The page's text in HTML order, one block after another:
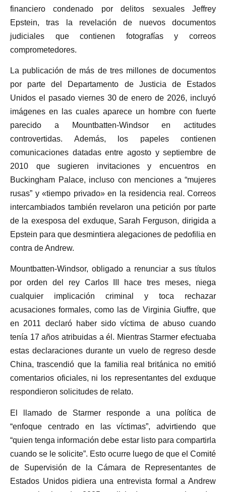
financiero condenado por delitos sexuales Jeffrey
Epstein, tras la revelación de nuevos documentos
judiciales que contienen fotografías y correos
comprometedores.
La publicación de más de tres millones de documentos
por parte del Departamento de Justicia de Estados
Unidos el pasado viernes 30 de enero de 2026, incluyó
imágenes en las cuales aparece un hombre con fuerte
parecido a Mountbatten-Windsor en actitudes
controvertidas. Además, los papeles contienen
comunicaciones datadas entre agosto y septiembre de
2010 que sugieren invitaciones y encuentros en
Buckingham Palace, incluso con menciones a “mujeres
rusas” y «tiempo privado» en la residencia real. Correos
intercambiados también revelaron una petición por parte
de la exesposa del exduque, Sarah Ferguson, dirigida a
Epstein para que desmintiera alegaciones de pedofilia en
contra de Andrew.
Mountbatten-Windsor, obligado a renunciar a sus títulos
por orden del rey Carlos III hace tres meses, niega
cualquier implicación criminal y toca rechazar
acusaciones formales, como las de Virginia Giuffre, que
en 2011 declaró haber sido víctima de abuso cuando
tenía 17 años atribuidas a él. Mientras Starmer efectuaba
estas declaraciones durante un vuelo de regreso desde
China, trascendió que la familia real británica no emitió
comentarios oficiales, ni los representantes del exduque
respondieron solicitudes de relato.
El llamado de Starmer responde a una política de
“enfoque centrado en las víctimas”, advirtiendo que
“quien tenga información debe estar listo para compartirla
cuando se le solicite”. Esto ocurre luego de que el Comité
de Supervisión de la Cámara de Representantes de
Estados Unidos pidiera una entrevista formal a Andrew